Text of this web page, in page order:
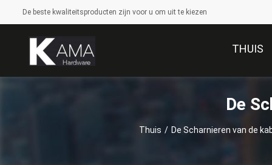
De beste kwaliteitsproducten zijn voor u om uit te kiezen
THUIS
De
Thuis / De Scharnieren van de